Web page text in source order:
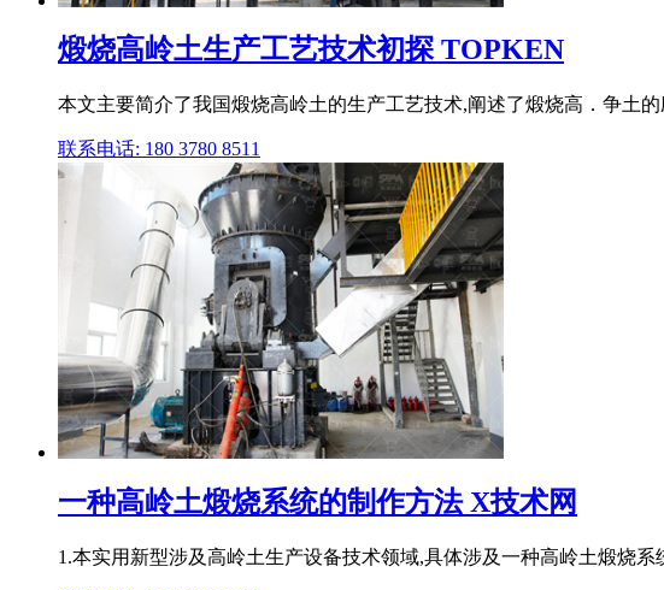
煅烧高岭土生产工艺技术初探 TOPKEN
本文主要简介了我国煅烧高岭土的生产工艺技术,阐述了煅烧高．争土
联系电话: 180 3780 8511
一种高岭土煅烧系统的制作方法 X技术网
1.本实用新型涉及高岭土生产设备技术领域,具体涉及一种高岭土煅烧